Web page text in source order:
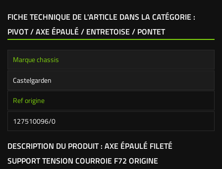
FICHE TECHNIQUE DE L'ARTICLE DANS LA CATÉGORIE :
PIVOT / AXE ÉPAULÉ / ENTRETOISE / PONTET
Marque chassis
Castelgarden
Ref origine
127510096/0
DESCRIPTION DU PRODUIT : AXE ÉPAULÉ FILETÉ
SUPPORT TENSION COURROIE F72 ORIGINE